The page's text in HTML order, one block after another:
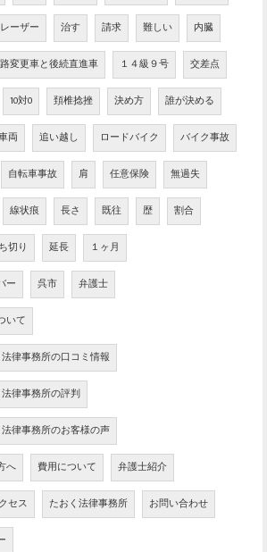
レーザー 治す 請求 難しい 内臓
変更車と後続直進車 １４級９号 交差点
10対0 頚椎捻挫 決め方 誰が決める
両 追い越し ロードバイク バイク事故
自転車事故 肩 任意保険 無過失
線状痕 長さ 既往 歴 割合
切り 延長 １ヶ月
ー 呉市 弁護士
いて
律事務所の口コミ情報
律事務所の評判
律事務所のお客様の声
へ 費用について 弁護士紹介
セス たおく法律事務所 お問い合わせ